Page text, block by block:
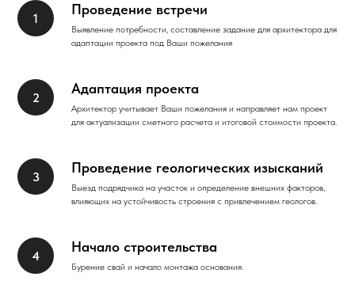
Проведение встречи
Выявление потребности, составление задание для архитектора для
адаптации проекта под Ваши пожелания
Адаптация проекта
Архитектор учитывает Ваши пожелания и направляет нам проект
для актуализации сметного расчета и итоговой стоимости проекта.
Проведение геологических изысканий
Выезд подрядчика на участок и определение внешних факторов,
влияющих на устойчивость строения с привлечением геологов.
Начало строительства
Бурение свай и начало монтажа основания.